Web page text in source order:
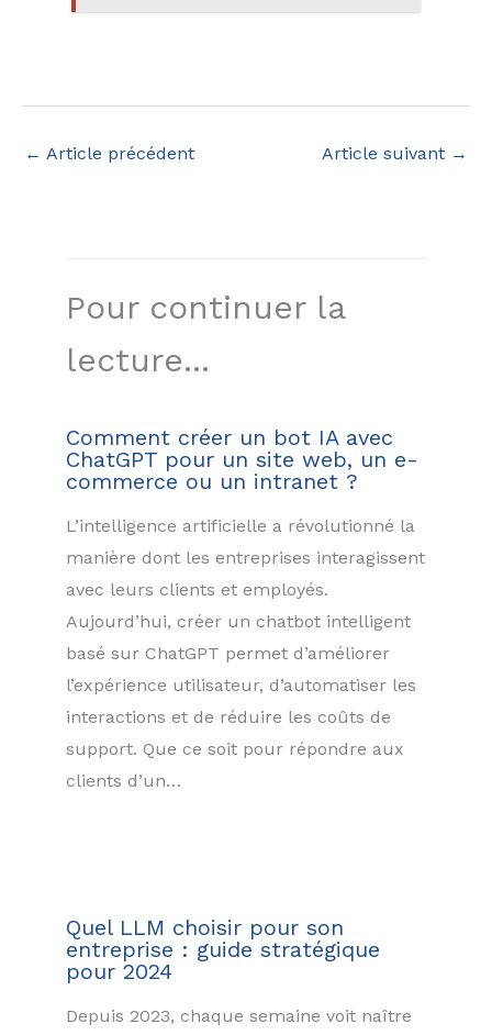
← Article précédent Article suivant →
Pour continuer la
lecture...
Comment créer un bot IA avec
ChatGPT pour un site web, un e-
commerce ou un intranet ?
L’intelligence artificielle a révolutionné la
manière dont les entreprises interagissent
avec leurs clients et employés.
Aujourd’hui, créer un chatbot intelligent
basé sur ChatGPT permet d’améliorer
l’expérience utilisateur, d’automatiser les
interactions et de réduire les coûts de
support. Que ce soit pour répondre aux
clients d’un…
Quel LLM choisir pour son
entreprise : guide stratégique
pour 2024
Depuis 2023, chaque semaine voit naître